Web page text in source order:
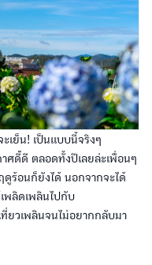
น! เป็นแบบนี้จริงๆ
าศดี๊ดี ตลอดทั้งปีเลยล่ะเพื่อนๆ
ดูร้อนก็ยังได้ นอกจากจะได้
พลิดเพลินไปกับ
ยวเพลินจนไม่อยากกลับมา